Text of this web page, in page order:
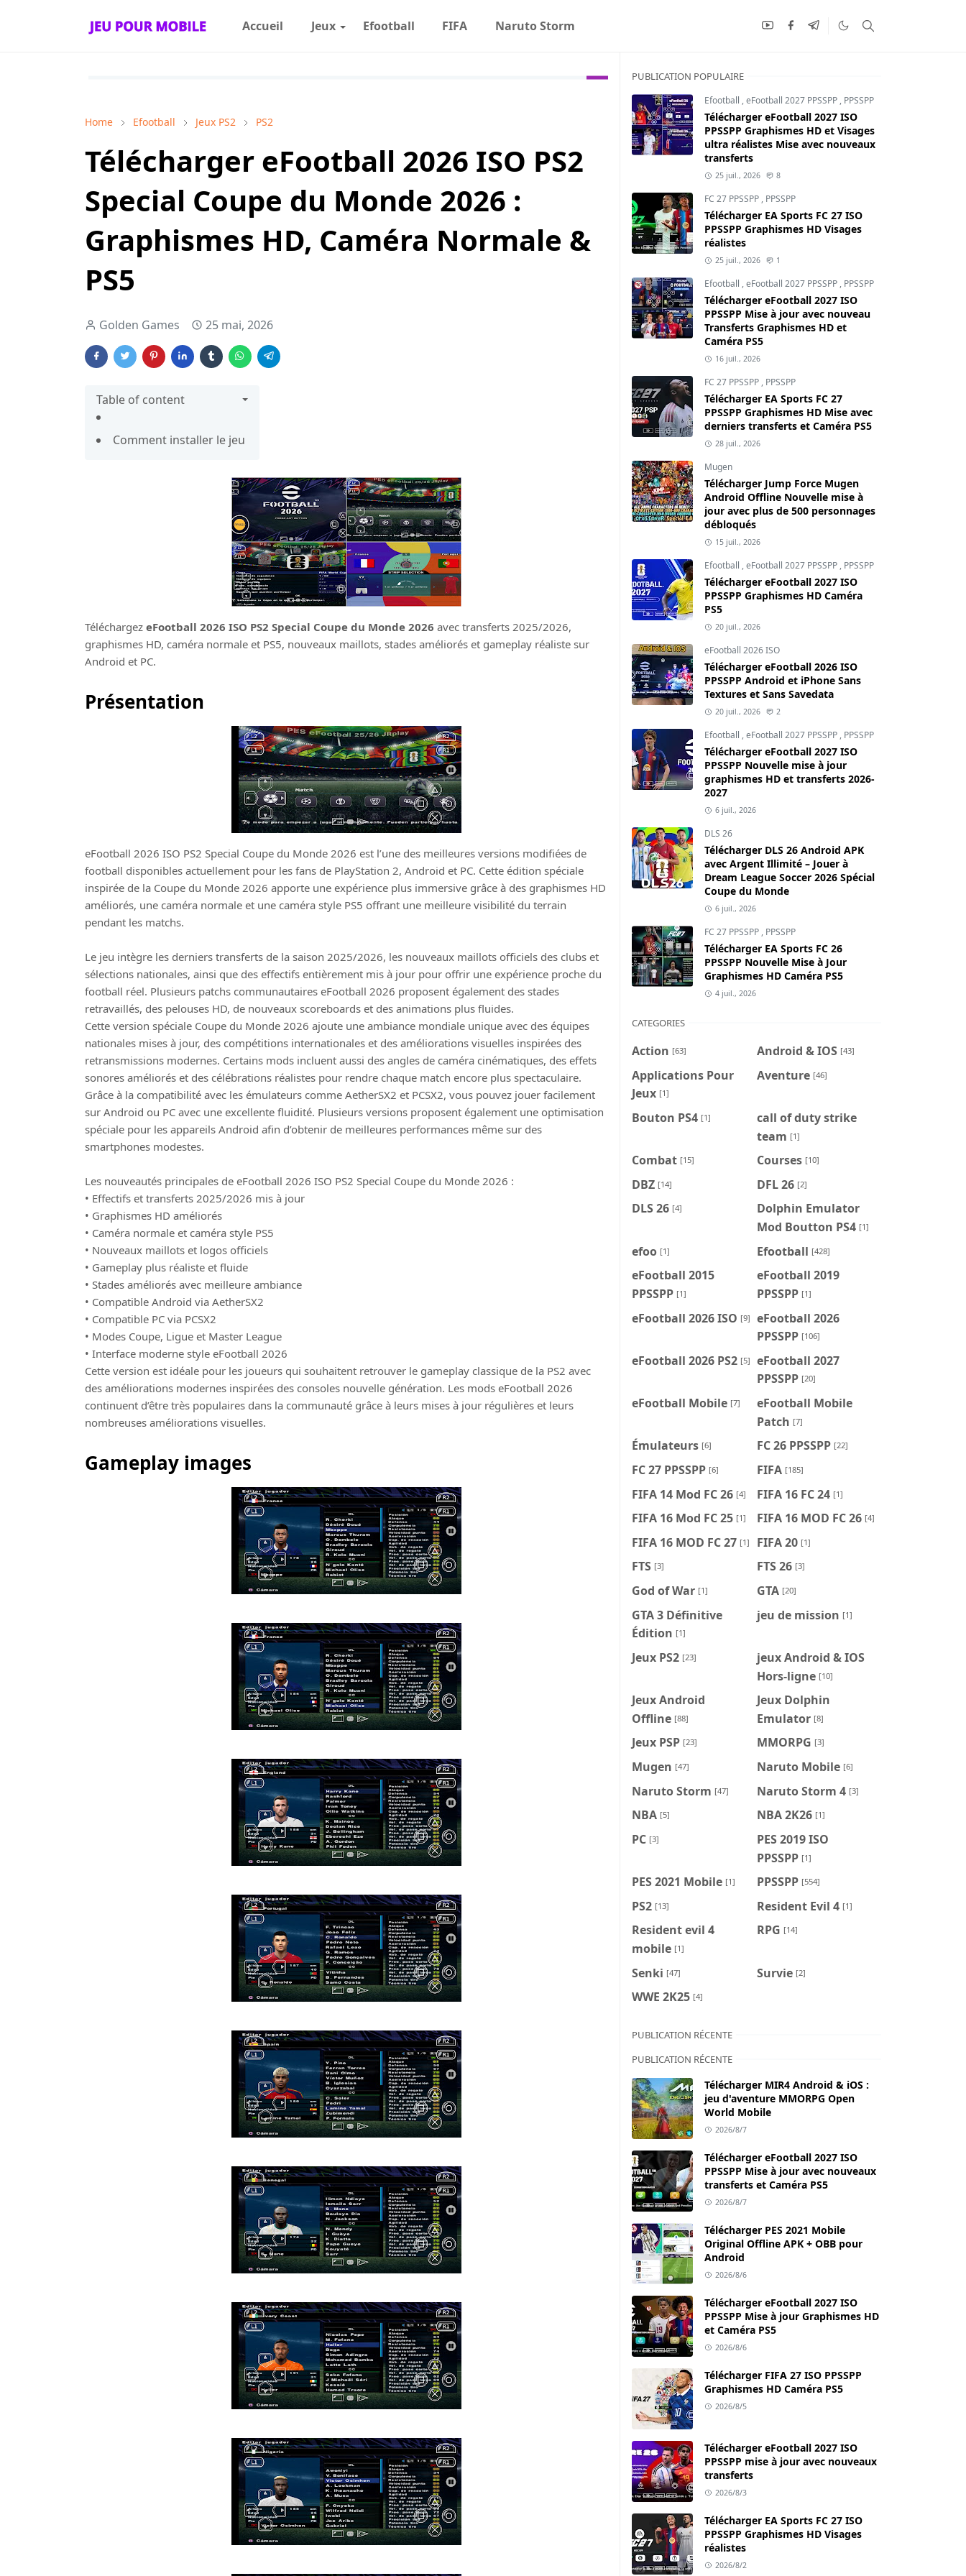
Accueil Jeux Efootball FIFA Naruto Storm
Home Efootball Jeux PS2 PS2
Télécharger eFootball 2026 ISO PS2
Special Coupe du Monde 2026 :
Graphismes HD, Caméra Normale &
PS5
Golden Games 25 mai, 2026
Table of content
Comment installer le jeu
Téléchargez eFootball 2026 ISO PS2 Special Coupe du Monde 2026 avec transferts 2025/2026,
graphismes HD, caméra normale et PS5, nouveaux maillots, stades améliorés et gameplay réaliste sur
Android et PC.
Présentation
eFootball 2026 ISO PS2 Special Coupe du Monde 2026 est l’une des meilleures versions modifiées de
football disponibles actuellement pour les fans de PlayStation 2, Android et PC. Cette édition spéciale
inspirée de la Coupe du Monde 2026 apporte une expérience plus immersive grâce à des graphismes HD
améliorés, une caméra normale et une caméra style PS5 offrant une meilleure visibilité du terrain
pendant les matchs.
Le jeu intègre les derniers transferts de la saison 2025/2026, les nouveaux maillots officiels des clubs et
sélections nationales, ainsi que des effectifs entièrement mis à jour pour offrir une expérience proche du
football réel. Plusieurs patchs communautaires eFootball 2026 proposent également des stades
retravaillés, des pelouses HD, de nouveaux scoreboards et des animations plus fluides.
Cette version spéciale Coupe du Monde 2026 ajoute une ambiance mondiale unique avec des équipes
nationales mises à jour, des compétitions internationales et des améliorations visuelles inspirées des
retransmissions modernes. Certains mods incluent aussi des angles de caméra cinématiques, des effets
sonores améliorés et des célébrations réalistes pour rendre chaque match encore plus spectaculaire.
Grâce à la compatibilité avec les émulateurs comme AetherSX2 et PCSX2, vous pouvez jouer facilement
sur Android ou PC avec une excellente fluidité. Plusieurs versions proposent également une optimisation
spéciale pour les appareils Android afin d’obtenir de meilleures performances même sur des
smartphones modestes.
Les nouveautés principales de eFootball 2026 ISO PS2 Special Coupe du Monde 2026 :
• Effectifs et transferts 2025/2026 mis à jour
• Graphismes HD améliorés
• Caméra normale et caméra style PS5
• Nouveaux maillots et logos officiels
• Gameplay plus réaliste et fluide
• Stades améliorés avec meilleure ambiance
• Compatible Android via AetherSX2
• Compatible PC via PCSX2
• Modes Coupe, Ligue et Master League
• Interface moderne style eFootball 2026
Cette version est idéale pour les joueurs qui souhaitent retrouver le gameplay classique de la PS2 avec
des améliorations modernes inspirées des consoles nouvelle génération. Les mods eFootball 2026
continuent d’être très populaires dans la communauté grâce à leurs mises à jour régulières et leurs
nombreuses améliorations visuelles.
Gameplay images
PUBLICATION POPULAIRE
Efootball ,eFootball 2027 PPSSPP , PPSSPP
Télécharger eFootball 2027 ISO
PPSSPP Graphismes HD et Visages
ultra réalistes Mise avec nouveaux
transferts
25 juil., 2026 8
FC 27 PPSSPP , PPSSPP
Télécharger EA Sports FC 27 ISO
PPSSPP Graphismes HD Visages
réalistes
25 juil., 2026 1
Efootball ,eFootball 2027 PPSSPP , PPSSPP
Télécharger eFootball 2027 ISO
PPSSPP Mise à jour avec nouveau
Transferts Graphismes HD et
Caméra PS5
16 juil., 2026
FC 27 PPSSPP , PPSSPP
Télécharger EA Sports FC 27
PPSSPP Graphismes HD Mise avec
derniers transferts et Caméra PS5
28 juil., 2026
Mugen
Télécharger Jump Force Mugen
Android Offline Nouvelle mise à
jour avec plus de 500 personnages
débloqués
15 juil., 2026
Efootball ,eFootball 2027 PPSSPP , PPSSPP
Télécharger eFootball 2027 ISO
PPSSPP Graphismes HD Caméra
PS5
20 juil., 2026
eFootball 2026 ISO
Télécharger eFootball 2026 ISO
PPSSPP Android et iPhone Sans
Textures et Sans Savedata
20 juil., 2026 2
Efootball ,eFootball 2027 PPSSPP , PPSSPP
Télécharger eFootball 2027 ISO
PPSSPP Nouvelle mise à jour
graphismes HD et transferts 2026-
2027
6 juil., 2026
DLS 26
Télécharger DLS 26 Android APK
avec Argent Illimité – Jouer à
Dream League Soccer 2026 Spécial
Coupe du Monde
6 juil., 2026
FC 27 PPSSPP , PPSSPP
Télécharger EA Sports FC 26
PPSSPP Nouvelle Mise à Jour
Graphismes HD Caméra PS5
4 juil., 2026
CATEGORIES
Action [63] Android & IOS [43]
Applications Pour
Jeux [1]
Aventure [46]
Bouton PS4 [1]
call of duty strike
team [1]
Combat [15] Courses [10]
DBZ [14] DFL 26 [2]
DLS 26 [4]
Dolphin Emulator
Mod Boutton PS4 [1]
efoo [1] Efootball [428]
eFootball 2015
PPSSPP [1]
eFootball 2019
PPSSPP [1]
eFootball 2026 ISO [9]
eFootball 2026
PPSSPP [106]
eFootball 2026 PS2 [5]
eFootball 2027
PPSSPP [20]
eFootball Mobile [7]
eFootball Mobile
Patch [7]
Émulateurs [6] FC 26 PPSSPP [22]
FC 27 PPSSPP [6] FIFA [185]
FIFA 14 Mod FC 26 [4] FIFA 16 FC 24 [1]
FIFA 16 Mod FC 25 [1] FIFA 16 MOD FC 26 [4]
FIFA 16 MOD FC 27 [1] FIFA 20 [1]
FTS [3] FTS 26 [3]
God of War [1] GTA [20]
GTA 3 Définitive
Édition [1]
jeu de mission [1]
Jeux PS2 [23]
jeux Android & IOS
Hors-ligne [10]
Jeux Android
Offline [88]
Jeux Dolphin
Emulator [8]
Jeux PSP [23] MMORPG [3]
Mugen [47] Naruto Mobile [6]
Naruto Storm [47] Naruto Storm 4 [3]
NBA [5] NBA 2K26 [1]
PC [3]
PES 2019 ISO
PPSSPP [1]
PES 2021 Mobile [1] PPSSPP [554]
PS2 [13] Resident Evil 4 [1]
Resident evil 4
mobile [1]
RPG [14]
Senki [47] Survie [2]
WWE 2K25 [4]
PUBLICATION RÉCENTE
PUBLICATION RÉCENTE
Télécharger MIR4 Android & iOS :
jeu d'aventure MMORPG Open
World Mobile
2026/8/7
Télécharger eFootball 2027 ISO
PPSSPP Mise à jour avec nouveaux
transferts et Caméra PS5
2026/8/7
Télécharger PES 2021 Mobile
Original Offline APK + OBB pour
Android
2026/8/6
Télécharger eFootball 2027 ISO
PPSSPP Mise à jour Graphismes HD
et Caméra PS5
2026/8/6
Télécharger FIFA 27 ISO PPSSPP
Graphismes HD Caméra PS5
2026/8/5
Télécharger eFootball 2027 ISO
PPSSPP mise à jour avec nouveaux
transferts
2026/8/3
Télécharger EA Sports FC 27 ISO
PPSSPP Graphismes HD Visages
réalistes
2026/8/2